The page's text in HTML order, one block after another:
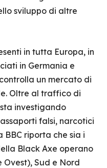
sviluppo di altre
in tutta Europa, in
in Germania e
un mercato di
Oltre al traffico di
investigando
falsi, narcotici
riporta che sia i
Black Axe operano
Ovest), Sud e Nord